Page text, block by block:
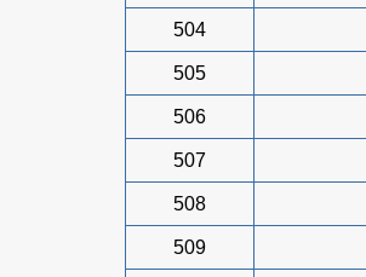
504
505
506
507
508
509